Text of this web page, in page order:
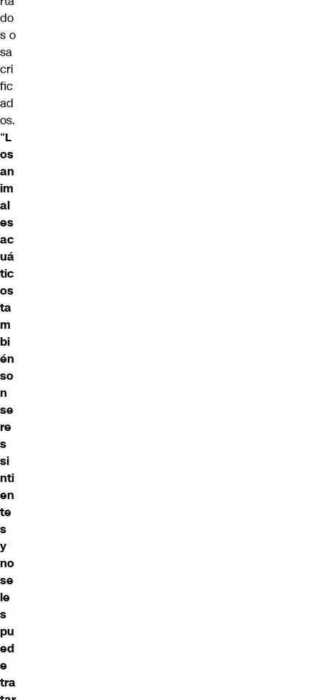
do
s o
sa
cri
fic
ad
os.
“L
os
an
im
al
es
ac
uá
tic
os
ta
m
bi
én
so
n
se
re
s
si
nti
en
te
s
y
no
se
le
s
pu
ed
e
tra